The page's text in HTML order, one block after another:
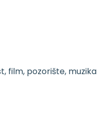
film, pozorište, muzika